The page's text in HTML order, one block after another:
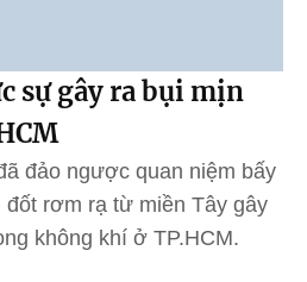
sự gây ra bụi mịn
đảo ngược quan niệm bấy
đốt rơm rạ từ miền Tây gây
không khí ở TP.HCM.